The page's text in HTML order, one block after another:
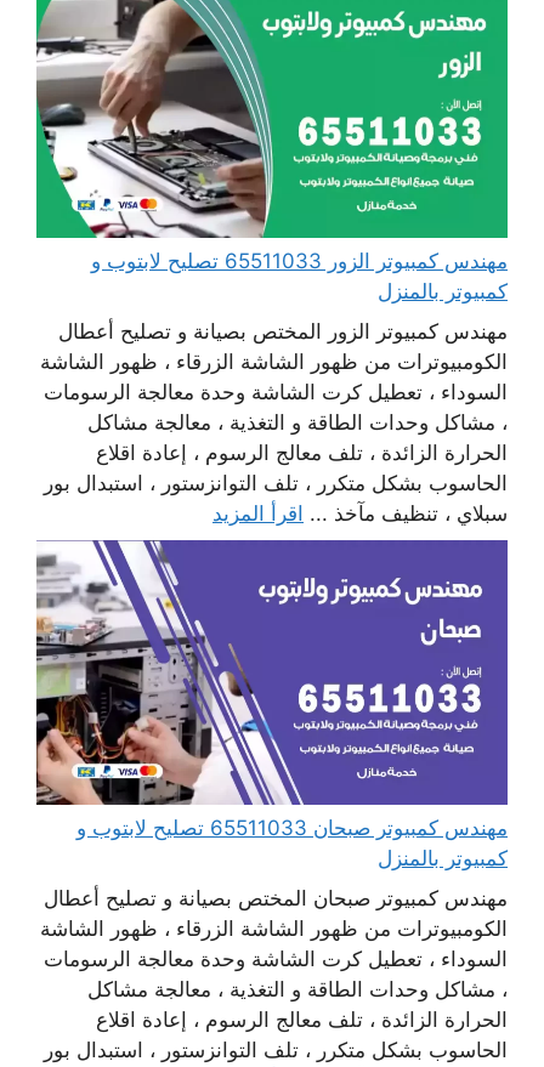
مهندس كمبيوتر الزور 65511033 تصليح لابتوب و
كمبيوتر بالمنزل
مهندس كمبيوتر الزور المختص بصيانة و تصليح أعطال
الكومبيوترات من ظهور الشاشة الزرقاء ، ظهور الشاشة
السوداء ، تعطيل كرت الشاشة وحدة معالجة الرسومات
، مشاكل وحدات الطاقة و التغذية ، معالجة مشاكل
الحرارة الزائدة ، تلف معالج الرسوم ، إعادة اقلاع
الحاسوب بشكل متكرر ، تلف التوانزستور ، استبدال بور
سبلاي ، تنظيف مآخذ ... اقرأ المزيد
مهندس كمبيوتر صبحان 65511033 تصليح لابتوب و
كمبيوتر بالمنزل
مهندس كمبيوتر صبحان المختص بصيانة و تصليح أعطال
الكومبيوترات من ظهور الشاشة الزرقاء ، ظهور الشاشة
السوداء ، تعطيل كرت الشاشة وحدة معالجة الرسومات
، مشاكل وحدات الطاقة و التغذية ، معالجة مشاكل
الحرارة الزائدة ، تلف معالج الرسوم ، إعادة اقلاع
الحاسوب بشكل متكرر ، تلف التوانزستور ، استبدال بور